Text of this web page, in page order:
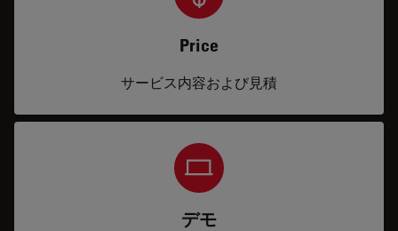
Price
サービス内容および見積
デモ